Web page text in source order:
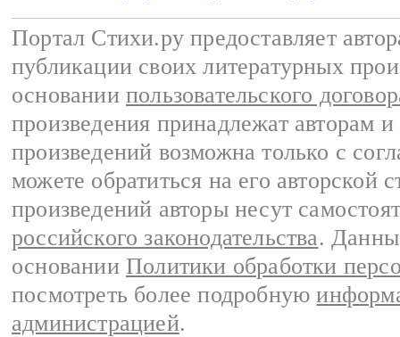
Портал Стихи.ру предоставляет
публикации своих литературных
основании пользовательского
произведения принадлежат авторам
произведений возможна только с
можете обратиться на его авторской
произведений авторы несут
российского законодательства.
основании Политики обработки
посмотреть более подробную
администрацией.